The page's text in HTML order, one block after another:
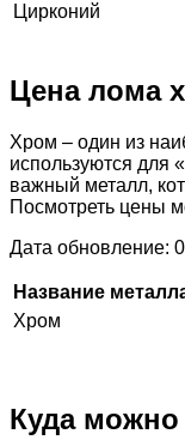
Цирконий
Цена лома
Хром – один из
используются для
важный металл,
Посмотреть цены
Дата обновление:
Название
Хром
Куда можно